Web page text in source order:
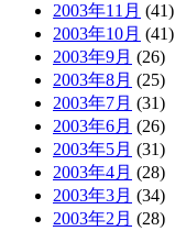
2003年11月 (41)
2003年10月 (41)
2003年9月 (26)
2003年8月 (25)
2003年7月 (31)
2003年6月 (26)
2003年5月 (31)
2003年4月 (28)
2003年3月 (34)
2003年2月 (28)